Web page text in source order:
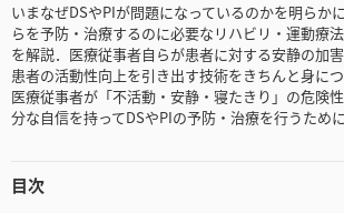
いまなぜDSやPIが問題になっているのかを明らか
らを予防・治療するのに必要なリハビリ・運動療
を解説．医療従事者自らが患者に対する安静の加
患者の活動性向上を引き出す技術をきちんと身につ
医療従事者が「不活動・安静・寝たきり」の危険
分な自信を持ってDSやPIの予防・治療を行うため
目次